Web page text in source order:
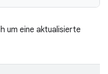
um eine aktualisierte